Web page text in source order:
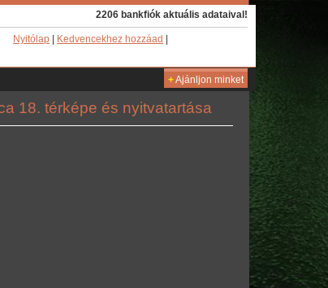
2206 bankfiók aktuális adataival!
Nyitólap Kedvencekhez hozzáad
+Ajánljon minket
18. térképe és nyitvatartása